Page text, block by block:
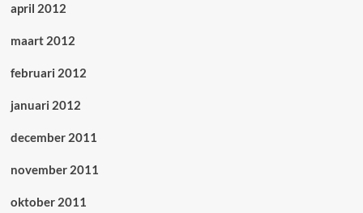
april 2012
maart 2012
februari 2012
januari 2012
december 2011
november 2011
oktober 2011